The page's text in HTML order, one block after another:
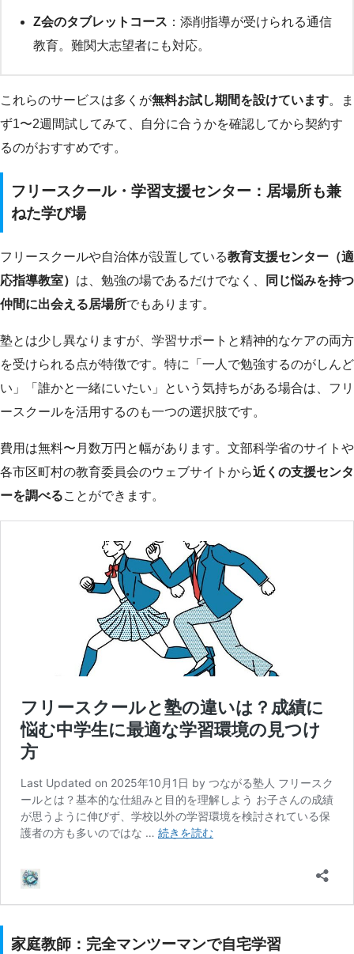
Z会のタブレットコース ：添削指導が受けられる通信
教育。難関大志望者にも対応。
これらのサービスは多くが無料お試し期間を設けています。ま
ず1〜2週間試してみて、自分に合うかを確認してから契約す
るのがおすすめです。
フリースクール・学習支援センター：居場所も兼
ねた学び場
フリースクールや自治体が設置している教育支援センター（適
応指導教室） は、勉強の場であるだけでなく、
同じ悩みを持つ
仲間に出会える居場所でもあります。
塾とは少し異なりますが、学習サポートと精神的なケアの両方
を受けられる点が特徴です。特に「一人で勉強するのがしんど
い」「誰かと一緒にいたい」という気持ちがある場合は、フリ
ースクールを活用するのも一つの選択肢です。
費用は無料〜月数万円と幅があります。文部科学省のサイトや
各市区町村の教育委員会のウェブサイトから近くの支援センタ
ーを調べることができます。
家庭教師：完全マンツーマンで自宅学習